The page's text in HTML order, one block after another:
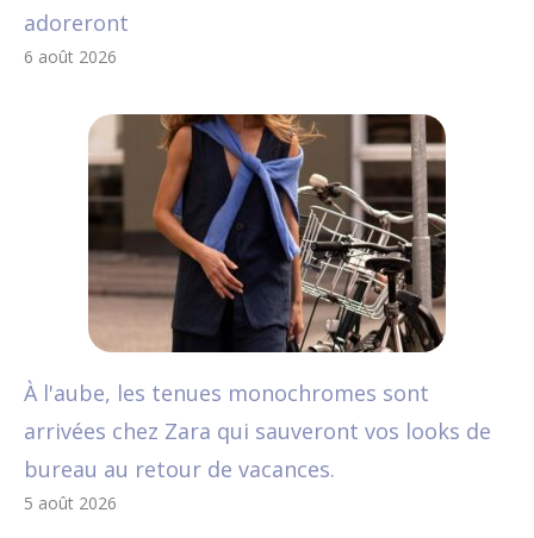
adoreront
6 août 2026
À l'aube, les tenues monochromes sont
arrivées chez Zara qui sauveront vos looks de
bureau au retour de vacances.
5 août 2026